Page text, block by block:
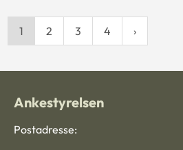
1 2 3 4
Ankestyrelsen
Postadresse: